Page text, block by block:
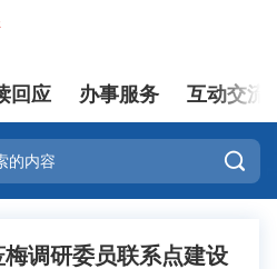
登录
回应 办事服务 互动交流

调研委员联系点建设